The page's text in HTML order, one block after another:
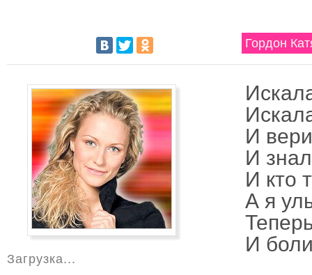
Гордон
И
И
И кто
А я
И
Загрузка...